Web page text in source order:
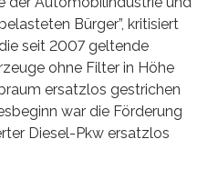
Bürger”, kritisiert
seit 2007 geltende
ohne Filter in Höhe
ersatzlos gestrichen
war die Förderung
Diesel-Pkw ersatzlos